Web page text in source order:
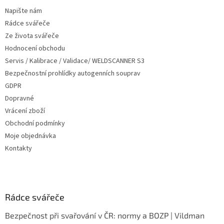
Napište nám
Rádce svářeče
Ze života svářeče
Hodnocení obchodu
Servis / Kalibrace / Validace/ WELDSCANNER S3
Bezpečnostní prohlídky autogenních souprav
GDPR
Dopravné
Vrácení zboží
Obchodní podmínky
Moje objednávka
Kontakty
Rádce svářeče
Bezpečnost při svařování v ČR: normy a BOZP | Vildman